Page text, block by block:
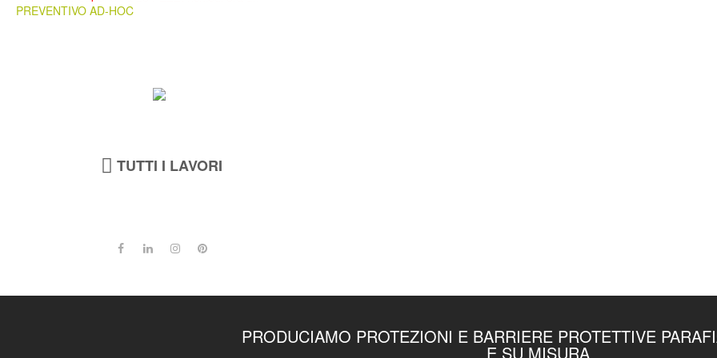
PREVENTIVO AD-HOC
TUTTI I LAVORI
PRODUCIAMO PROTEZIONI E BARRIERE PROTETTIVE
E SU MISURA